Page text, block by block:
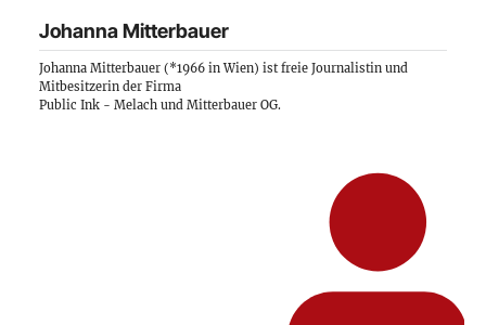
Johanna Mitterbauer
Johanna Mitterbauer (*1966 in Wien) ist freie Journalistin und
Mitbesitzerin der Firma
Public Ink - Melach und Mitterbauer OG.